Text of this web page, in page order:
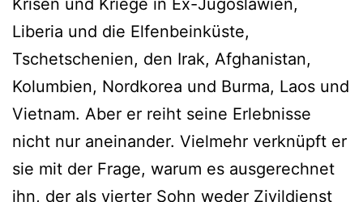
Liberia und die Elfenbeinküste,
Tschetschenien, den Irak, Afghanistan,
Kolumbien, Nordkorea und Burma, Laos und
Vietnam. Aber er reiht seine Erlebnisse
nicht nur aneinander. Vielmehr verknüpft er
sie mit der Frage, warum es ausgerechnet
ihn, der als vierter Sohn weder Zivildienst